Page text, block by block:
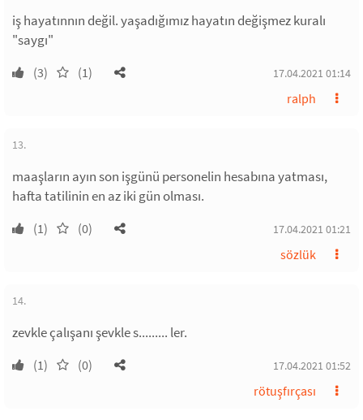
iş hayatınnın değil. yaşadığımız hayatın değişmez kuralı
"saygı"
(3) (1) 17.04.2021 01:14
ralph
13.
maaşların ayın son işgünü personelin hesabına yatması,
hafta tatilinin en az iki gün olması.
(1) (0) 17.04.2021 01:21
sözlük
14.
zevkle çalışanı şevkle s......... ler.
(1) (0) 17.04.2021 01:52
rötuşfırçası